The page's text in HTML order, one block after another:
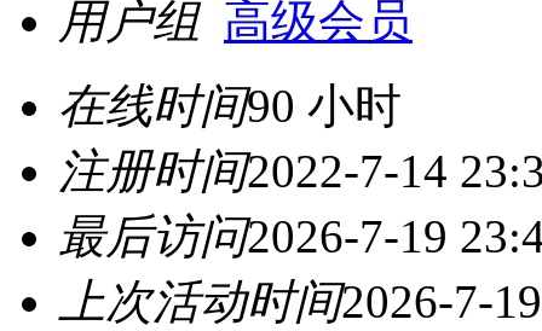
用户组 高级会员
在线时间90 小时
注册时间2022-7-14
最后访问2026-7-19
上次活动时间2026-7-